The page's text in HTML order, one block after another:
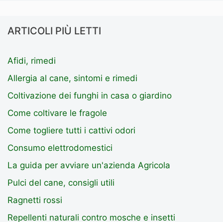
ARTICOLI PIÙ LETTI
Afidi, rimedi
Allergia al cane, sintomi e rimedi
Coltivazione dei funghi in casa o giardino
Come coltivare le fragole
Come togliere tutti i cattivi odori
Consumo elettrodomestici
La guida per avviare un'azienda Agricola
Pulci del cane, consigli utili
Ragnetti rossi
Repellenti naturali contro mosche e insetti